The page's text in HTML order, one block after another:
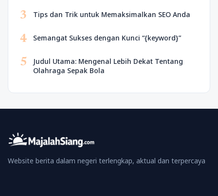
3 Tips dan Trik untuk Memaksimalkan SEO Anda
4 Semangat Sukses dengan Kunci “{keyword}”
5
Judul Utama: Mengenal Lebih Dekat Tentang
Olahraga Sepak Bola
Website berita dalam negeri terlengkap, aktual dan terpercaya